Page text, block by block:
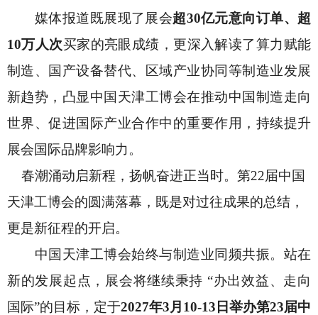
媒体报道既展现了展会超30亿元意向订单、超
10万人次买家的亮眼成绩，更深入解读了算力赋能
制造、国产设备替代、区域产业协同等制造业发展
新趋势，凸显中国天津工博会在推动中国制造走向
世界、促进国际产业合作中的重要作用，持续提升
展会国际品牌影响力。
春潮涌动启新程，扬帆奋进正当时。第22届中国
天津工博会的圆满落幕，既是对过往成果的总结，
更是新征程的开启。
中国天津工博会始终与制造业同频共振。站在
新的发展起点，展会将继续秉持 “办出效益、走向
国际”的目标，定于2027年3月10-13日举办第23届中